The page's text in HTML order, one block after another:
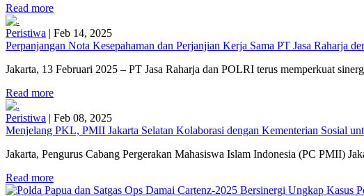
Read more
Peristiwa | Feb 14, 2025
Perpanjangan Nota Kesepahaman dan Perjanjian Kerja Sama PT Jasa Raharja
Jakarta, 13 Februari 2025 – PT Jasa Raharja dan POLRI terus memperkuat
Read more
Peristiwa | Feb 08, 2025
Menjelang PKL, PMII Jakarta Selatan Kolaborasi dengan Kementerian Sosial
Jakarta, Pengurus Cabang Pergerakan Mahasiswa Islam Indonesia (PC PMII)
Read more